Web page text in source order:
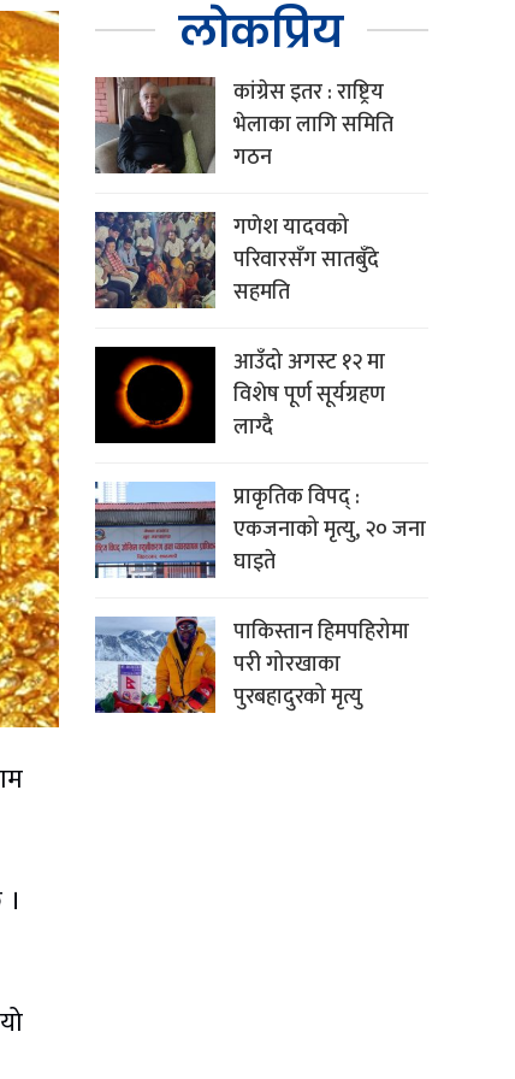
लोकप्रिय
कांग्रेस इतर : राष्ट्रिय
भेलाका लागि समिति
गठन
गणेश यादवको
परिवारसँग सातबुँदे
सहमति
आउँदो अगस्ट १२ मा
विशेष पूर्ण सूर्यग्रहण
लाग्दै
प्राकृतिक विपद् :
एकजनाको मृत्यु, २० जना
घाइते
पाकिस्तान हिमपहिरोमा
परी गोरखाका
पुरबहादुरको मृत्यु